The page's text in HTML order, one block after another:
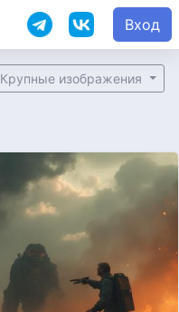
Вход
Крупные изображения